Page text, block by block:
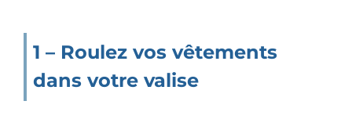
1 – Roulez vos vêtements
dans votre valise